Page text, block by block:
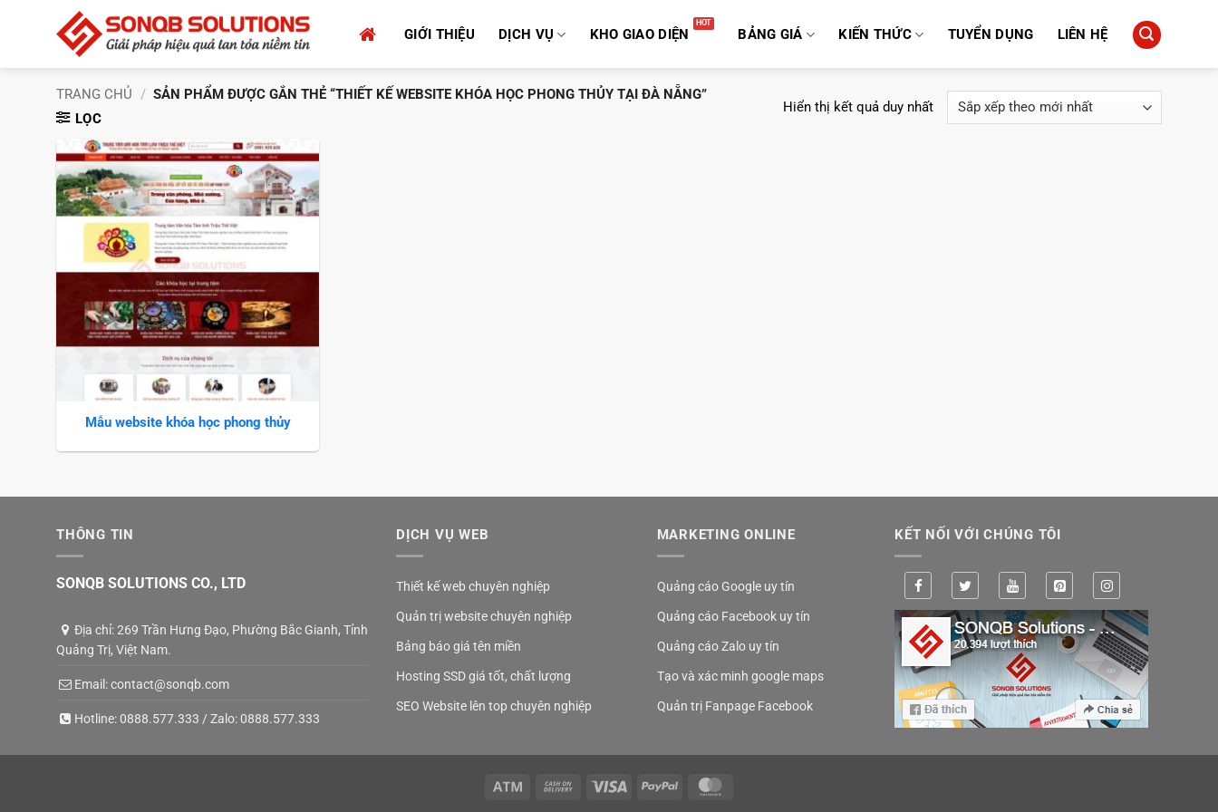
GIỚI THIỆU DỊCH VỤ KHO GIAO DIỆN BẢNG GIÁ KIẾN THỨC TUYỂN DỤNG LIÊN HỆ
TRANG CHỦ / SẢN PHẨM ĐƯỢC GẮN THẺ “THIẾT KẾ WEBSITE KHÓA HỌC PHONG THỦY TẠI ĐÀ NẴNG”
LỌC
Hiển thị kết quả duy nhất
Mẫu website khóa học phong thủy
THÔNG TIN
SONQB SOLUTIONS CO., LTD
Địa chỉ: 269 Trần Hưng Đạo, Phường Bắc Gianh, Tỉnh
Quảng Trị, Việt Nam.
Email:contact@sonqb.com
Hotline:0888.577.333 / Zalo:0888.577.333
DỊCH VỤ WEB
Thiết kế web chuyên nghiệp
Quản trị website chuyên nghiệp
Bảng báo giá tên miền
Hosting SSD giá tốt, chất lượng
SEO Website lên top chuyên nghiệp
MARKETING ONLINE
Quảng cáo Google uy tín
Quảng cáo Facebook uy tín
Quảng cáo Zalo uy tín
Tạo và xác minh google maps
Quản trị Fanpage Facebook
KẾT NỐI VỚI CHÚNG TÔI
Atm
Cash
Visa PayPal